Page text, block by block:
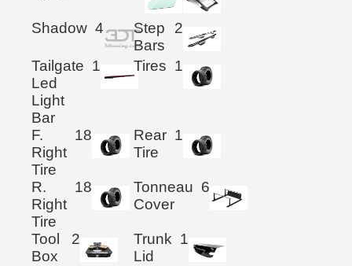
Shadow 4
Step
Bars
2
Tailgate
Led
Light
Bar
1 Tires 1
F.
Right
Tire
18
Rear
Tire
1
R.
Right
Tire
18
Tonneau
Cover
6
Tool
Box
2
Trunk
Lid
1